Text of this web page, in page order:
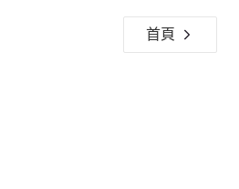
首頁